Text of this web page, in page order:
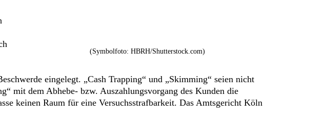
(Symbolfoto: HBRH/Shutterstock.com)
eingelegt. „Cash Trapping“ und „Skimming“ seien nicht
mit dem Abhebe- bzw. Auszahlungsvorgang des Kunden die
keinen Raum für eine Versuchsstrafbarkeit. Das Amtsgericht Köln